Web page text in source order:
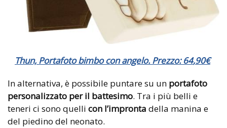
Thun, Portafoto bimbo con angelo. Prezzo:64,90€
In alternativa, è possibile puntare su un portafoto
personalizzato per il battesimo. Tra i più belli e
teneri ci sono quelli con l’impronta della manina e
del piedino del neonato.